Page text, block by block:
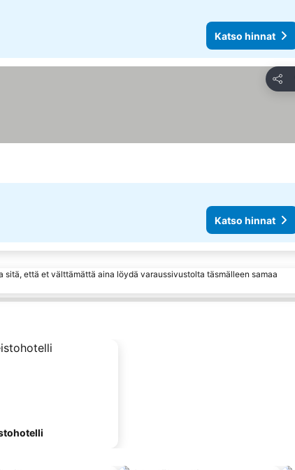
Katso hinnat
Jaa
Katso hinnat
että et välttämättä aina löydä varaussivustolta täsmälleen samaa